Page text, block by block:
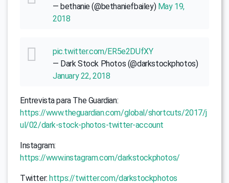
— bethanie (@bethaniefbailey) May 19,
2018
pic.twitter.com/ER5e2DUfXY
— Dark Stock Photos (@darkstockphotos)
January 22, 2018
Entrevista para The Guardian:
https://www.theguardian.com/global/shortcuts/2017/j
ul/02/dark-stock-photos-twitter-account
Instagram:
https://www.instagram.com/darkstockphotos/
Twitter:https://twitter.com/darkstockphotos